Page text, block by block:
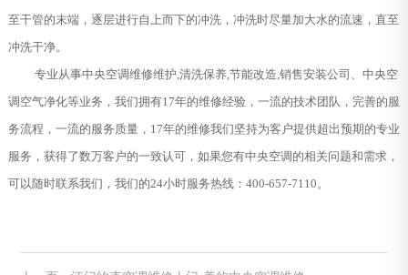
至干管的末端，逐层进行自上而下的冲洗，冲洗时尽量加大水的流速，直至
冲洗干净。
专业从事中央空调维修维护,清洗保养,节能改造,销售安装公司、中央空
调空气净化等业务，我们拥有17年的维修经验，一流的技术团队，完善的服
务流程，一流的服务质量，17年的维修我们坚持为客户提供超出预期的专业
服务，获得了数万客户的一致认可，如果您有中央空调的相关问题和需求，
可以随时联系我们，我们的24小时服务热线：400-657-7110。